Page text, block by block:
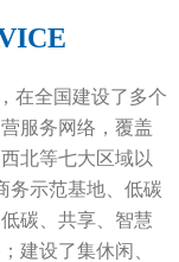
在全国建设了多个
服务网络，覆盖
北等七大区域以
务示范基地、低碳
碳、共享、智慧
建设了集休闲、